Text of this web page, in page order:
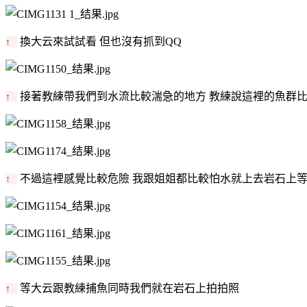
↑ 換大云來試試看 但也沒有抓到QQ
↑ 接著教練帶我們到水流比較湍急的地方 教練說這裡的魚群
↑ 不過這裡感覺比較危險 我跟姐姐都比較怕水就上去岩石上
↑ 等大云跟教練捕魚同時我們就在岩石上拍拍照